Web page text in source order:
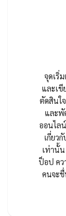
จุดเริ่
และเขี
ตัดสินใ
และพั
ออนไล
เกี่ยว
เท่านั้
ป็อป คว
คนจะ